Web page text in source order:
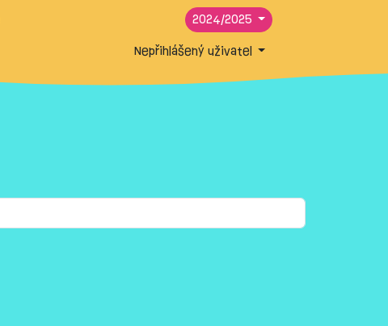
2024/2025
Nepřihlášený uživatel